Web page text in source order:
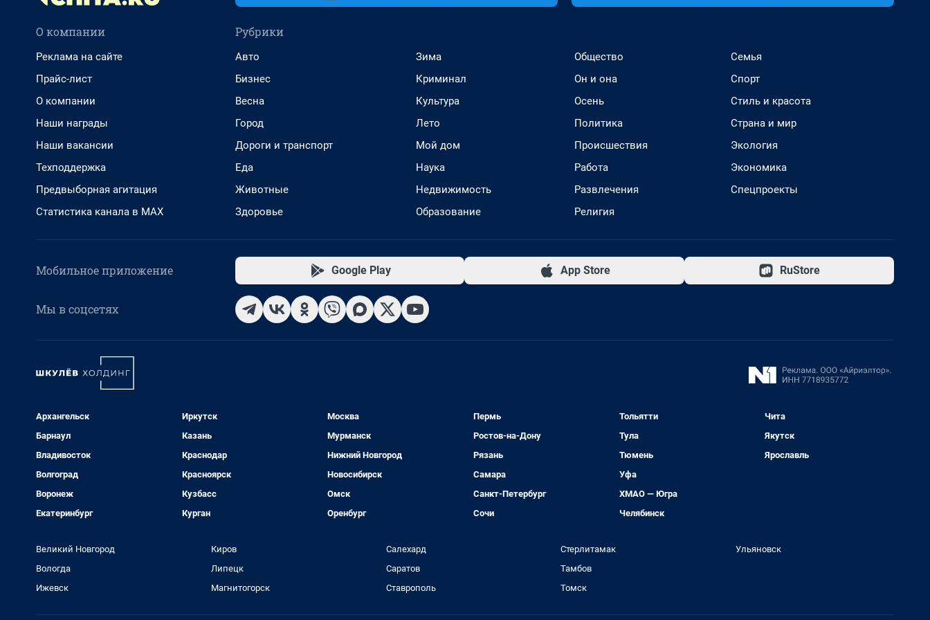
О компании
Реклама на сайте
Прайс-лист
О компании
Наши награды
Наши вакансии
Техподдержка
Предвыборная агитация
Статистика канала в MAX
Рубрики
Авто
Бизнес
Весна
Город
Дороги и транспорт
Еда
Животные
Здоровье
Зима
Криминал
Культура
Лето
Мой дом
Наука
Недвижимость
Образование
Общество
Он и она
Осень
Политика
Происшествия
Работа
Развлечения
Религия
Семья
Спорт
Стиль и красота
Страна и мир
Экология
Экономика
Спецпроекты
Мобильное приложение Google Play App Store RuStore
Мы в соцсетях
Архангельск
Барнаул
Владивосток
Волгоград
Воронеж
Екатеринбург
Иркутск
Казань
Краснодар
Красноярск
Кузбасс
Курган
Москва
Мурманск
Нижний Новгород
Новосибирск
Омск
Оренбург
Пермь
Ростов-на-Дону
Рязань
Самара
Санкт-Петербург
Сочи
Тольятти
Тула
Тюмень
Уфа
ХМАО — Югра
Челябинск
Чита
Якутск
Ярославль
Великий Новгород
Вологда
Ижевск
Киров
Липецк
Магнитогорск
Салехард
Саратов
Ставрополь
Стерлитамак
Тамбов
Томск
Ульяновск